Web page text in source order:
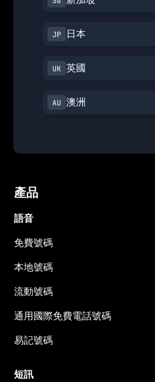
日本
英國
澳洲
產品
語音
免費號碼
本地號碼
流動號碼
通用國際免費電話號碼
易記號碼
短訊